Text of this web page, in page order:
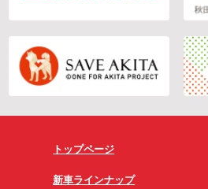
トップページ
新車ラインナップ